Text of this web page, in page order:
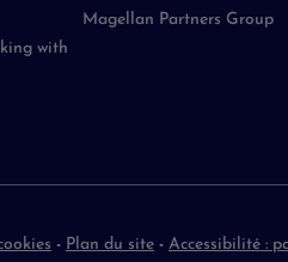
with
Magellan Partners Group
- Plan du site - Accessibilité :